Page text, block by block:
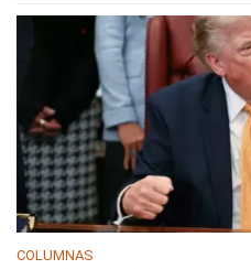
COLUMNAS